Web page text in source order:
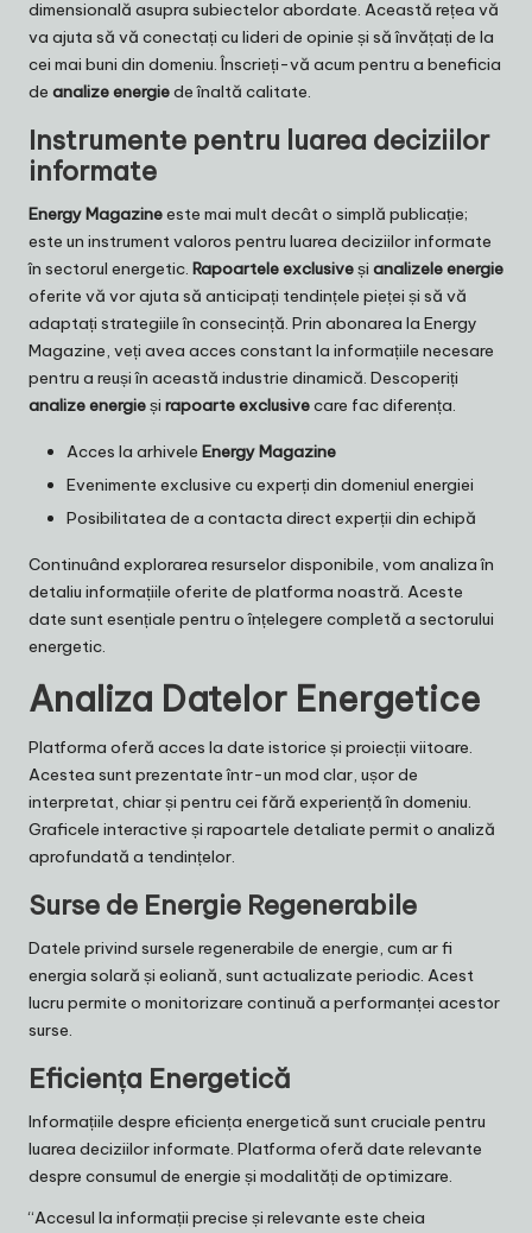
dimensională asupra subiectelor abordate. Această rețea vă
va ajuta să vă conectați cu lideri de opinie și să învățați de la
cei mai buni din domeniu. Înscrieți-vă acum pentru a beneficia
de analize energiede înaltă calitate.
Instrumente pentru luarea deciziilor
informate
Energy Magazineeste mai mult decât o simplă publicație;
este un instrument valoros pentru luarea deciziilor informate
în sectorul energetic. Rapoartele exclusiveși analizele energie
oferite vă vor ajuta să anticipați tendințele pieței și să vă
adaptați strategiile în consecință. Prin abonarea la Energy
Magazine, veți avea acces constant la informațiile necesare
pentru a reuși în această industrie dinamică. Descoperiți
analize energieși rapoarte exclusivecare fac diferența.
Acces la arhivele Energy Magazine
Evenimente exclusive cu experți din domeniul energiei
Posibilitatea de a contacta direct experții din echipă
Continuând explorarea resurselor disponibile, vom analiza în
detaliu informațiile oferite de platforma noastră. Aceste
date sunt esențiale pentru o înțelegere completă a sectorului
energetic.
Analiza Datelor Energetice
Platforma oferă acces la date istorice și proiecții viitoare.
Acestea sunt prezentate într-un mod clar, ușor de
interpretat, chiar și pentru cei fără experiență în domeniu.
Graficele interactive și rapoartele detaliate permit o analiză
aprofundată a tendințelor.
Surse de Energie Regenerabile
Datele privind sursele regenerabile de energie, cum ar fi
energia solară și eoliană, sunt actualizate periodic. Acest
lucru permite o monitorizare continuă a performanței acestor
surse.
Eficiența Energetică
Informațiile despre eficiența energetică sunt cruciale pentru
luarea deciziilor informate. Platforma oferă date relevante
despre consumul de energie și modalități de optimizare.
“Accesul la informații precise și relevante este cheia